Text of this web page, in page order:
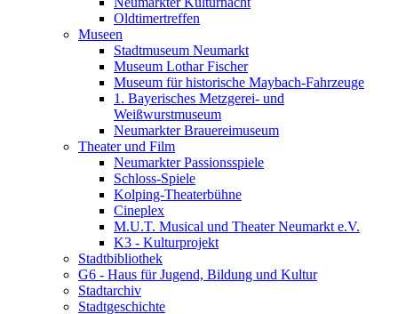
Oldtimertreffen
Museen
Stadtmuseum Neumarkt
Museum Lothar Fischer
Museum für historische Maybach-Fahrzeuge
1. Bayerisches Metzgerei- und
Weißwurstmuseum
Neumarkter Brauereimuseum
Theater und Film
Neumarkter Passionsspiele
Schloss-Spiele
Kolping-Theaterbühne
Cineplex
M.U.T. Musical und Theater Neumarkt e.V.
K3 - Kulturprojekt
Stadtbibliothek
G6 - Haus für Jugend, Bildung und Kultur
Stadtarchiv
Stadtgeschichte